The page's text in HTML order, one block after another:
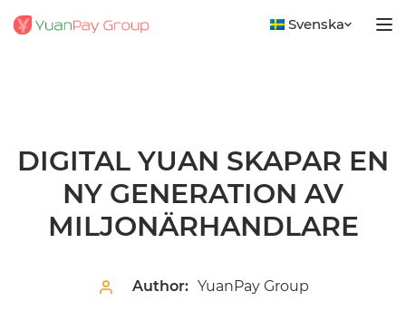
Svenska
DIGITAL YUAN SKAPAR EN
NY GENERATION AV
MILJONÄRHANDLARE
Author: YuanPay Group